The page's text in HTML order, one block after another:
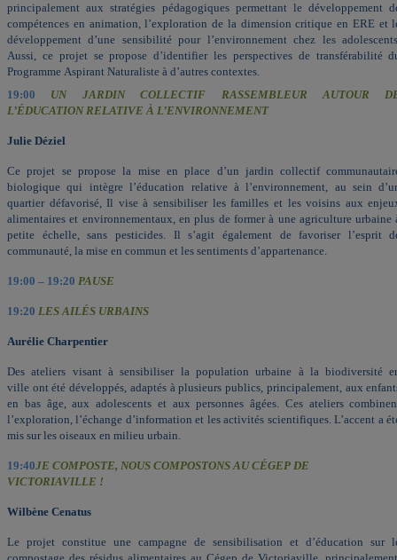
principalement aux stratégies pédagogiques permettant le développement
compétences en animation, l’exploration de la dimension critique en ERE et
développement d’une sensibilité pour l’environnement chez les
Aussi, ce projet se propose d’identifier les perspectives de transférabilité
Programme Aspirant Naturaliste à d’autres contextes.
19:00 UN JARDIN COLLECTIF RASSEMBLEUR AUTOUR
L’ÉDUCATION RELATIVE À L’ENVIRONNEMENT
Julie Déziel
Ce projet se propose la mise en place d’un jardin collectif
biologique qui intègre l’éducation relative à l’environnement, au sein
quartier défavorisé, Il vise à sensibiliser les familles et les voisins aux
alimentaires et environnementaux, en plus de former à une agriculture urbaine
petite échelle, sans pesticides. Il s’agit également de favoriser l’esprit
communauté, la mise en commun et les sentiments d’appartenance.
19:00 – 19:20 PAUSE
19:20 LES AILÉS URBAINS
Aurélie Charpentier
Des ateliers visant à sensibiliser la population urbaine à la biodiversité
ville ont été développés, adaptés à plusieurs publics, principalement, aux
en bas âge, aux adolescents et aux personnes âgées. Ces ateliers
l’exploration, l’échange d’information et les activités scientifiques. L’accent a
mis sur les oiseaux en milieu urbain.
19:40JE COMPOSTE, NOUS COMPOSTONS AU CÉGEP DE
VICTORIAVILLE !
Wilbène Cenatus
Le projet constitue une campagne de sensibilisation et d’éducation sur